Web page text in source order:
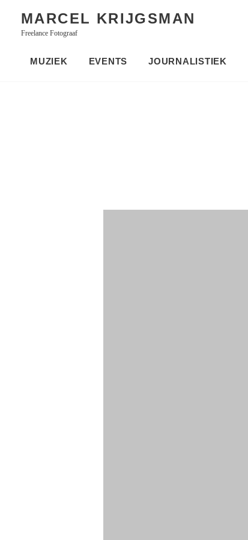
content
MARCEL KRIJGSMAN
Freelance Fotograaf
MUZIEK EVENTS JOURNALISTIEK